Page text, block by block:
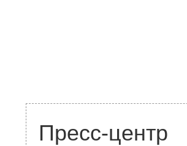
Пресс-центр